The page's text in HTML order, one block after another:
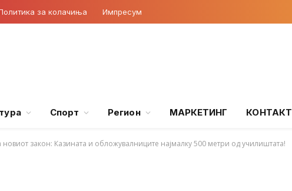
за колачиња Импресум
Спорт Регион МАРКЕТИНГ КОНТАКТ
закон: Казината и обложувалниците најмалку 500 метри од училиштата!